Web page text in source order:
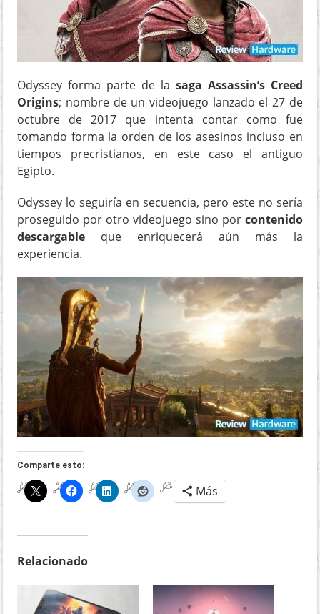
Odyssey forma parte de la saga Assassin’s Creed
Origins; nombre de un videojuego lanzado el 27 de
octubre de 2017 que intenta contar como fue
tomando forma la orden de los asesinos incluso en
tiempos precristianos, en este caso el antiguo
Egipto.
Odyssey lo seguiría en secuencia, pero este no sería
proseguido por otro videojuego sino por contenido
descargable que enriquecerá aún más la
experiencia.
Comparte esto:
Más
Relacionado